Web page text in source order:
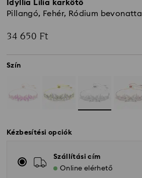
Idyllia Lilia karkötő
Pillangó, Fehér, Ródium bevonattal
34 650 Ft
Szín
Kézbesítési opciók
Szállítási cím
Online elérhető